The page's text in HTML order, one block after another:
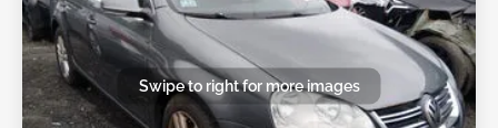
Swipe to right for more images